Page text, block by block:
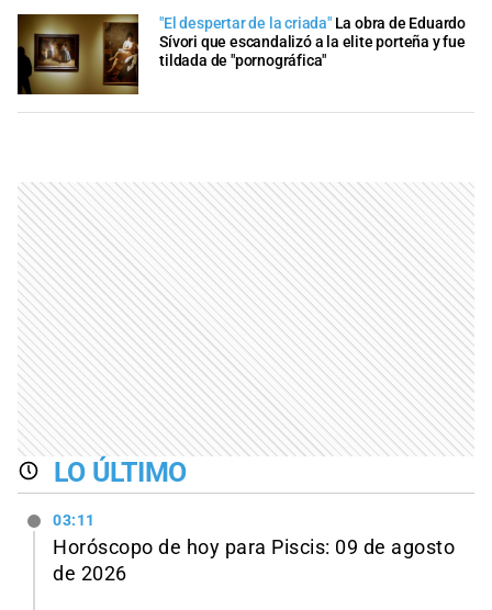
"El despertar de la criada" La obra de Eduardo
Sívori que escandalizó a la elite porteña y fue
tildada de "pornográfica"
LO ÚLTIMO
03:11
Horóscopo de hoy para Piscis: 09 de agosto
de 2026